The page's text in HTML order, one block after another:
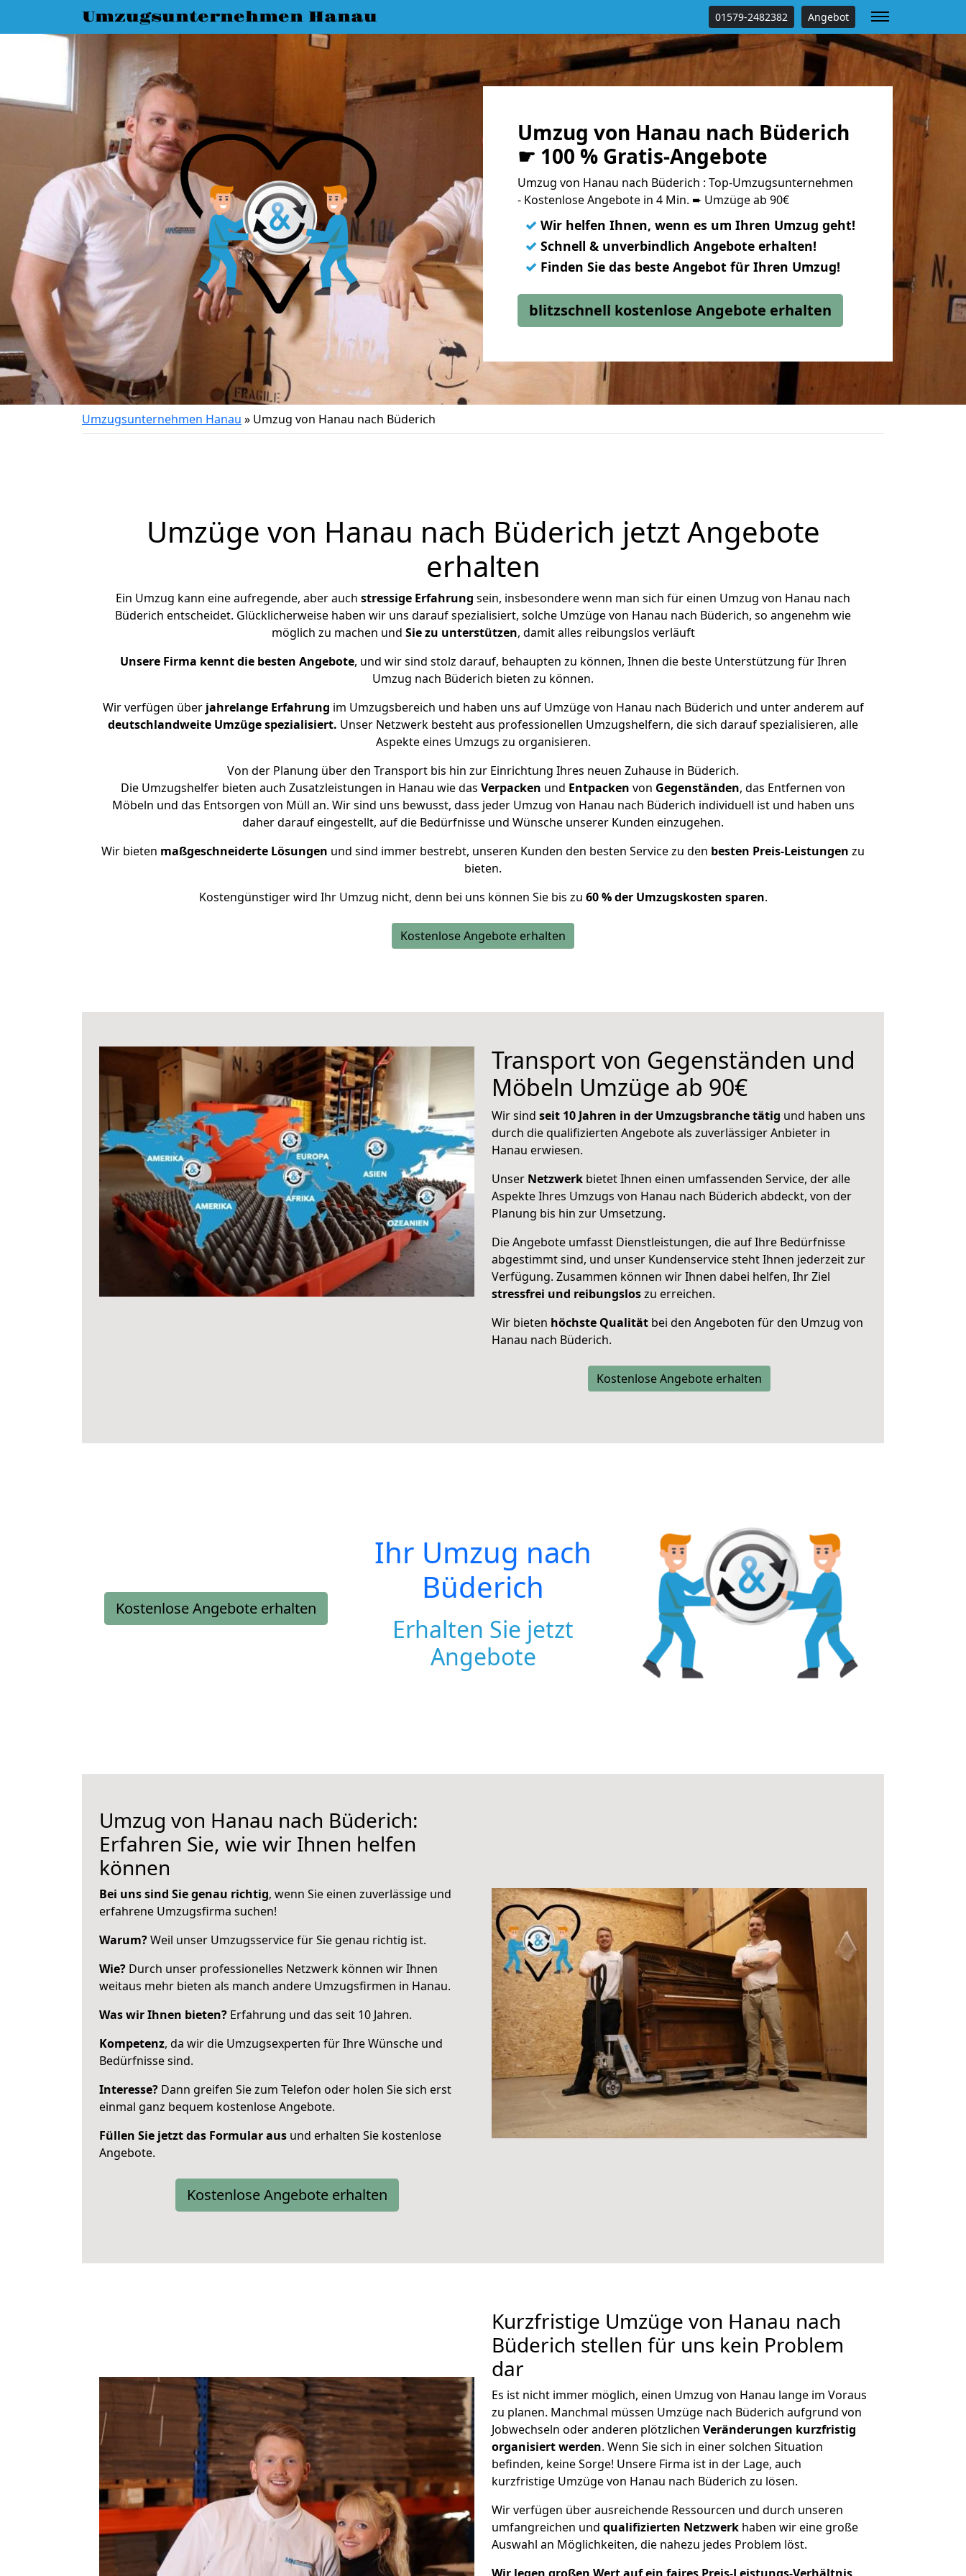
Umzugsunternehmen Hanau 01579-2482382 Angebot
Umzug von Hanau nach Büderich
☛ 100 % Gratis-Angebote
Umzug von Hanau nach Büderich : Top-Umzugsunternehmen
- Kostenlose Angebote in 4 Min. ➨ Umzüge ab 90€
✓ Wir helfen Ihnen, wenn es um Ihren Umzug geht!
✓ Schnell & unverbindlich Angebote erhalten!
✓ Finden Sie das beste Angebot für Ihren Umzug!
blitzschnell kostenlose Angebote erhalten
Umzugsunternehmen Hanau » Umzug von Hanau nach Büderich
Umzüge von Hanau nach Büderich jetzt Angebote
erhalten
Ein Umzug kann eine aufregende, aber auch stressige Erfahrung sein, insbesondere wenn man sich für einen Umzug von Hanau nach
Büderich entscheidet. Glücklicherweise haben wir uns darauf spezialisiert, solche Umzüge von Hanau nach Büderich, so angenehm wie
möglich zu machen und Sie zu unterstützen, damit alles reibungslos verläuft
Unsere Firma kennt die besten Angebote, und wir sind stolz darauf, behaupten zu können, Ihnen die beste Unterstützung für Ihren
Umzug nach Büderich bieten zu können.
Wir verfügen überjahrelange Erfahrung im Umzugsbereich und haben uns auf Umzüge von Hanau nach Büderich und unter anderem auf
deutschlandweite Umzüge spezialisiert. Unser Netzwerk besteht aus professionellen Umzugshelfern, die sich darauf spezialisieren, alle
Aspekte eines Umzugs zu organisieren.
Von der Planung über den Transport bis hin zur Einrichtung Ihres neuen Zuhause in Büderich.
Die Umzugshelfer bieten auch Zusatzleistungen in Hanau wie das Verpacken und Entpacken von Gegenständen, das Entfernen von
Möbeln und das Entsorgen von Müll an. Wir sind uns bewusst, dass jeder Umzug von Hanau nach Büderich individuell ist und haben uns
daher darauf eingestellt, auf die Bedürfnisse und Wünsche unserer Kunden einzugehen.
Wir bieten maßgeschneiderte Lösungen und sind immer bestrebt, unseren Kunden den besten Service zu den besten Preis-Leistungen zu
bieten.
Kostengünstiger wird Ihr Umzug nicht, denn bei uns können Sie bis zu 60 % der Umzugskosten sparen.
Kostenlose Angebote erhalten
Transport von Gegenständen und
Möbeln Umzüge ab 90€
Wir sind seit 10 Jahren in der Umzugsbranche tätig und haben uns
durch die qualifizierten Angebote als zuverlässiger Anbieter in
Hanau erwiesen.
Unser Netzwerk bietet Ihnen einen umfassenden Service, der alle
Aspekte Ihres Umzugs von Hanau nach Büderich abdeckt, von der
Planung bis hin zur Umsetzung.
Die Angebote umfasst Dienstleistungen, die auf Ihre Bedürfnisse
abgestimmt sind, und unser Kundenservice steht Ihnen jederzeit zur
Verfügung. Zusammen können wir Ihnen dabei helfen, Ihr Ziel
stressfrei und reibungsloszu erreichen.
Wir bieten höchste Qualität bei den Angeboten für den Umzug von
Hanau nach Büderich.
Kostenlose Angebote erhalten
Kostenlose Angebote erhalten
Ihr Umzug nach
Büderich
Erhalten Sie jetzt
Angebote
Umzug von Hanau nach Büderich:
Erfahren Sie, wie wir Ihnen helfen
können
Bei uns sind Sie genau richtig, wenn Sie einen zuverlässige und
erfahrene Umzugsfirma suchen!
Warum?Weil unser Umzugsservice für Sie genau richtig ist.
Wie? Durch unser professionelles Netzwerk können wir Ihnen
weitaus mehr bieten als manch andere Umzugsfirmen in Hanau.
Was wir Ihnen bieten? Erfahrung und das seit 10 Jahren.
Kompetenz, da wir die Umzugsexperten für Ihre Wünsche und
Bedürfnisse sind.
Interesse? Dann greifen Sie zum Telefon oder holen Sie sich erst
einmal ganz bequem kostenlose Angebote.
Füllen Sie jetzt das Formular aus und erhalten Sie kostenlose
Angebote.
Kostenlose Angebote erhalten
Kurzfristige Umzüge von Hanau nach
Büderich stellen für uns kein Problem
dar
Es ist nicht immer möglich, einen Umzug von Hanau lange im Voraus
zu planen. Manchmal müssen Umzüge nach Büderich aufgrund von
Jobwechseln oder anderen plötzlichen Veränderungen kurzfristig
organisiert werden. Wenn Sie sich in einer solchen Situation
befinden, keine Sorge! Unsere Firma ist in der Lage, auch
kurzfristige Umzüge von Hanau nach Büderich zu lösen.
Wir verfügen über ausreichende Ressourcen und durch unseren
umfangreichen und qualifizierten Netzwerk haben wir eine große
Auswahl an Möglichkeiten, die nahezu jedes Problem löst.